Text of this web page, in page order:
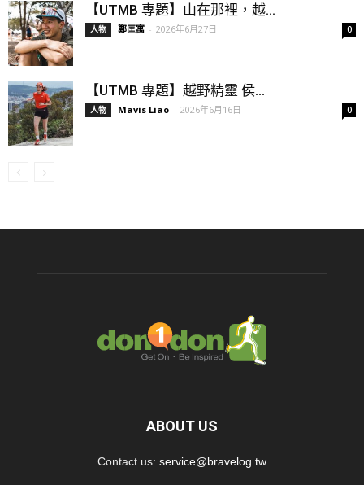
【UTMB 專題】山在那裡，越...
人物 鄭匡寓 - 2026年6月27日 0
【UTMB 專題】越野精靈 侯...
人物 Mavis Liao - 2026年6月16日 0
ABOUT US
Contact us: service@bravelog.tw